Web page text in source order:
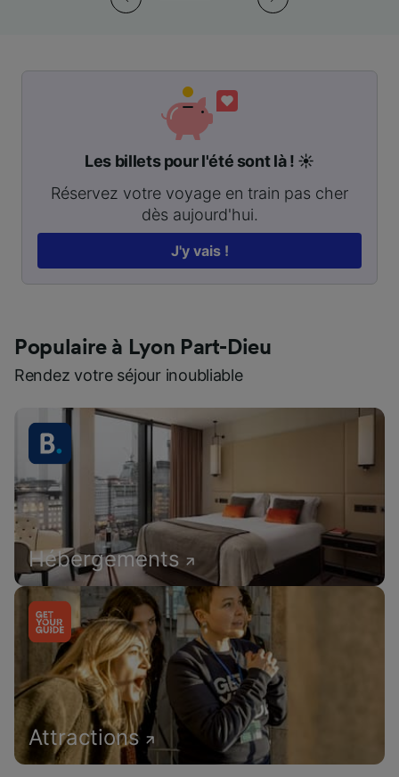
Les billets pour l'été sont là ! ☀️
Réservez votre voyage en train pas cher
dès aujourd'hui.
J'y vais !
Populaire à Lyon Part-Dieu
Rendez votre séjour inoubliable
Hébergements
Attractions